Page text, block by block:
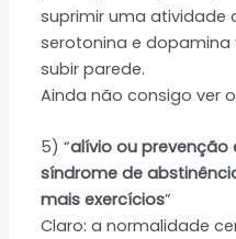
suprimir uma atividade
serotonina e dopamina
subir parede.
Ainda não consigo ver
5) “alívio ou
síndrome de
mais exercícios”
Claro: a normalidade